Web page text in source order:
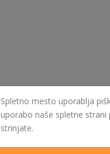
Spletno mesto uporablja
uporabo naše spletne
strinjate.